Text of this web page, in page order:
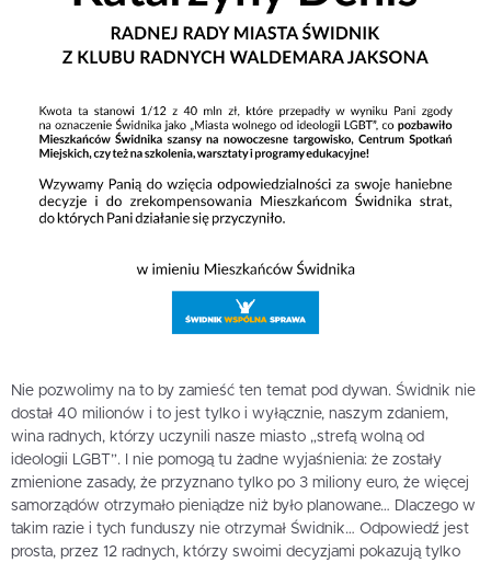
Nie pozwolimy na to by zamieść ten temat pod dywan. Świdnik nie
dostał 40 milionów i to jest tylko i wyłącznie, naszym zdaniem,
wina radnych, którzy uczynili nasze miasto „strefą wolną od
ideologii LGBT”. I nie pomogą tu żadne wyjaśnienia: że zostały
zmienione zasady, że przyznano tylko po 3 miliony euro, że więcej
samorządów otrzymało pieniądze niż było planowane… Dlaczego w
takim razie i tych funduszy nie otrzymał Świdnik… Odpowiedź jest
prosta, przez 12 radnych, którzy swoimi decyzjami pokazują tylko